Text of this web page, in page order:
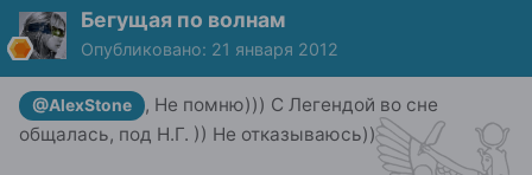
Бегущая по волнам
Опубликовано: 21 января 2012
@AlexStone
, Не помню))) С Легендой во сне
общалась, под Н.Г. )) Не отказываюсь))